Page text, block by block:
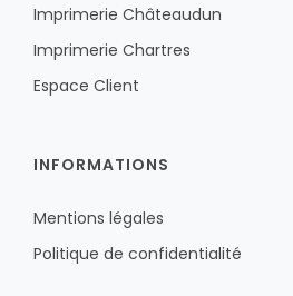
Imprimerie Châteaudun
Imprimerie Chartres
Espace Client
INFORMATIONS
Mentions légales
Politique de confidentialité